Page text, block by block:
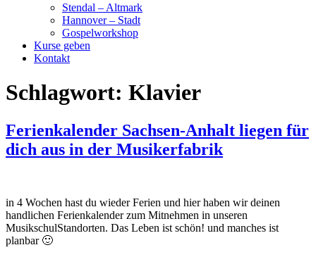
Stendal – Altmark
Hannover – Stadt
Gospelworkshop
Kurse geben
Kontakt
Schlagwort: Klavier
Ferienkalender Sachsen-Anhalt liegen für
dich aus in der Musikerfabrik
in 4 Wochen hast du wieder Ferien und hier haben wir deinen
handlichen Ferienkalender zum Mitnehmen in unseren
MusikschulStandorten. Das Leben ist schön! und manches ist
planbar 🙂